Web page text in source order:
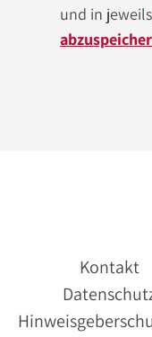
und in jeweils
Kontakt